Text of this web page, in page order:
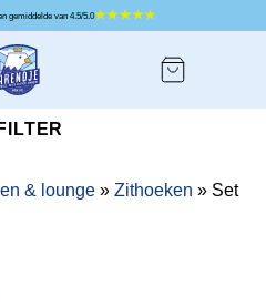
ons met een gemiddelde van 4.5/5.0
FILTER
& lounge » Zithoeken » Set